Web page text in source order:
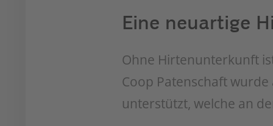
Eine neuartige
Ohne Hirtenunterkunft
Coop Patenschaft
unterstützt, welche an